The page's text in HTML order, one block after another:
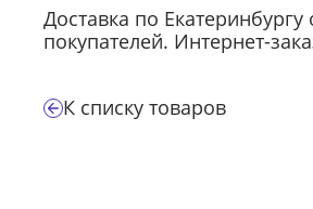
Доставка по
покупателей. Интернет-
К списку товаров